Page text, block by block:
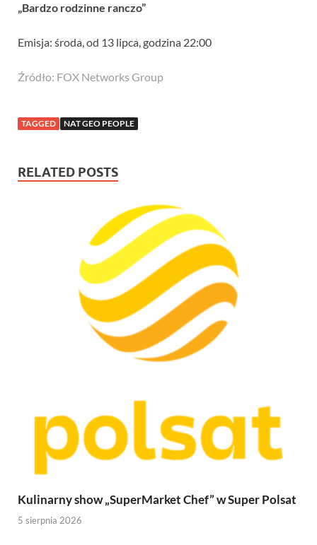
„Bardzo rodzinne ranczo”
Emisja: środa, od 13 lipca, godzina 22:00
Źródło: FOX Networks Group
TAGGED NAT GEO PEOPLE
RELATED POSTS
Kulinarny show „SuperMarket Chef” w Super Polsat
5 sierpnia 2026